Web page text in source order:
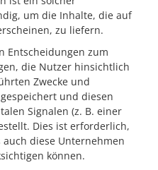
um die Inhalte, die auf
zu liefern.
Entscheidungen zum
die Nutzer hinsichtlich
Zwecke und
und diesen
Signalen (z. B. einer
Dies ist erforderlich,
diese Unternehmen
können.